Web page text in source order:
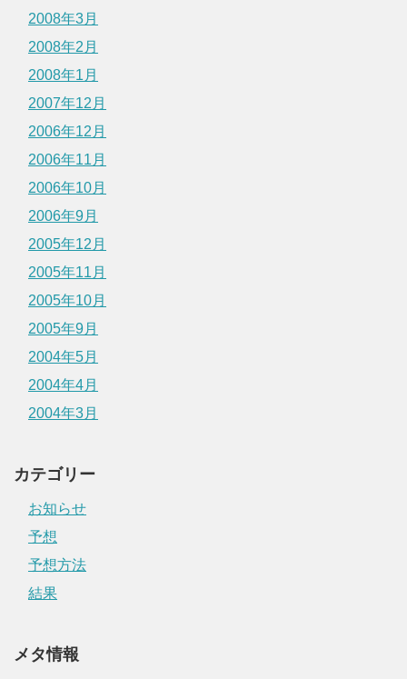
2008年3月
2008年2月
2008年1月
2007年12月
2006年12月
2006年11月
2006年10月
2006年9月
2005年12月
2005年11月
2005年10月
2005年9月
2004年5月
2004年4月
2004年3月
カテゴリー
お知らせ
予想
予想方法
結果
メタ情報